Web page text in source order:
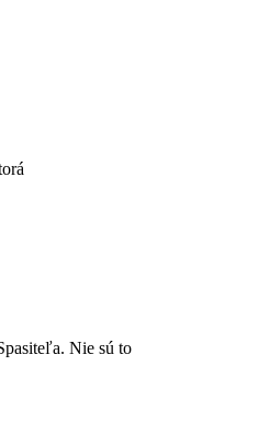
Nie sú to